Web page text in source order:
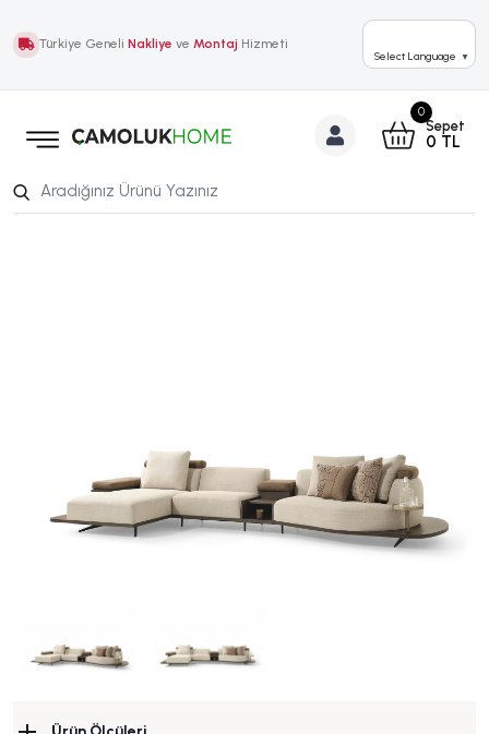
Türkiye Geneli Nakliye ve Montaj Hizmeti
Select Language ▼
0
Sepet
0 TL